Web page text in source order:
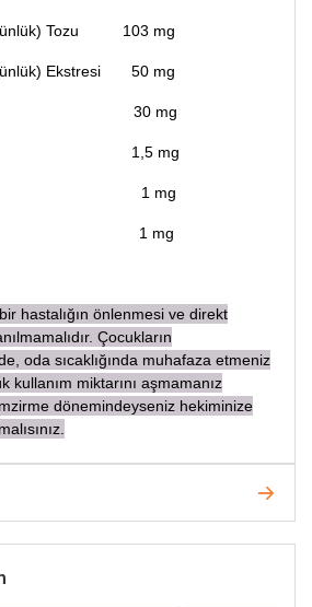
Tozu 103 mg
Ekstresi 50 mg
30 mg
mg
1 mg
asit 1 mg
hastalığın önlenmesi ve direkt
Çocukların
oda sıcaklığında muhafaza etmeniz
kullanım miktarını aşmamanız
dönemindeyseniz hekiminize